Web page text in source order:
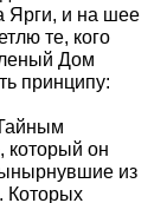
Ярги, и на шее
те, кого
Дом
принципу:
который он
из
Которых